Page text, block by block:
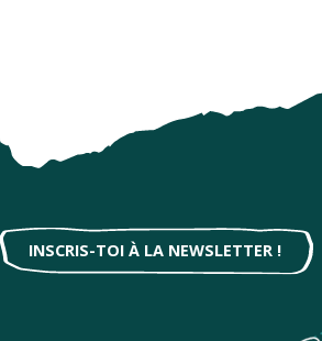
INSCRIS-TOI À LA NEWSLETTER !